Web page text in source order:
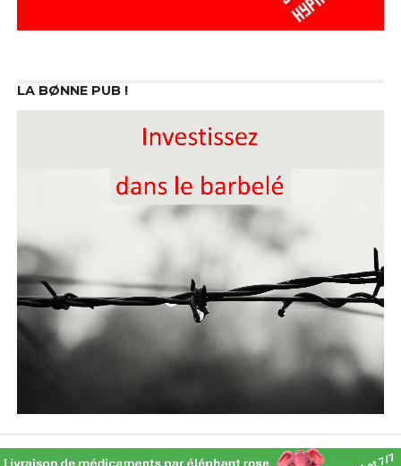
LA BØNNE PUB !